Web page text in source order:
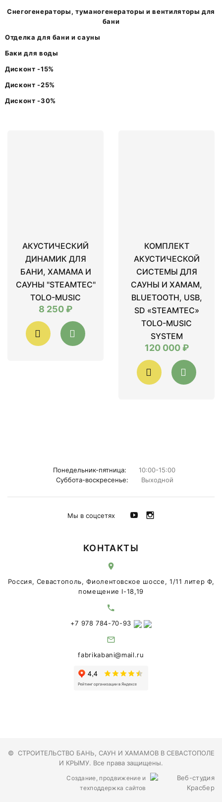
Снегогенераторы, туманогенераторы и вентиляторы для
бани
Отделка для бани и сауны
Баки для воды
Дисконт -15%
Дисконт -25%
Дисконт -30%
АКУСТИЧЕСКИЙ
ДИНАМИК ДЛЯ
БАНИ, ХАМАМА И
САУНЫ "STEAMTEC"
TOLO-MUSIC
8 250 ₽
КОМПЛЕКТ
АКУСТИЧЕСКОЙ
СИСТЕМЫ ДЛЯ
САУНЫ И ХАМАМ,
BLUETOOTH, USB,
SD «STEAMTEC»
TOLO-MUSIC
SYSTEM
120 000 ₽
Понедельник-пятница:
10:00-15:00
Суббота-воскресенье:
Выходной
Мы в соцсетях
КОНТАКТЫ
Россия, Севастополь, Фиолентовское шоссе, 1/11 литер Ф,
помещение I-18,19
+7 978 784-70-93
fabrikabani@mail.ru
© СТРОИТЕЛЬСТВО БАНЬ, САУН И ХАМАМОВ В СЕВАСТОПОЛЕ
И КРЫМУ. Все права защищены.
Создание, продвижение и
техподдержка сайтов